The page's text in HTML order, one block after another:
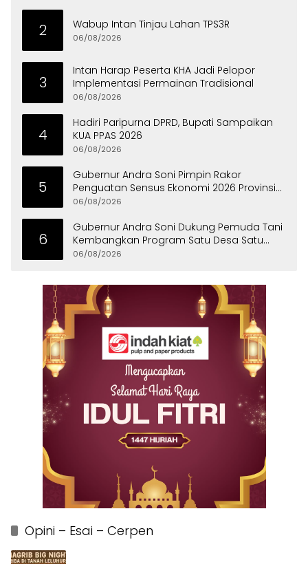
2 Wabup Intan Tinjau Lahan TPS3R
06/08/2026
3
Intan Harap Peserta KHA Jadi Pelopor
Implementasi Permainan Tradisional
06/08/2026
4
Hadiri Paripurna DPRD, Bupati Sampaikan
KUA PPAS 2026
06/08/2026
5
Gubernur Andra Soni Pimpin Rakor
Penguatan Sensus Ekonomi 2026 Provinsi
Banten
06/08/2026
6
Gubernur Andra Soni Dukung Pemuda Tani
Kembangkan Program Satu Desa Satu
Hektare Jagung
06/08/2026
Opini – Esai – Cerpen